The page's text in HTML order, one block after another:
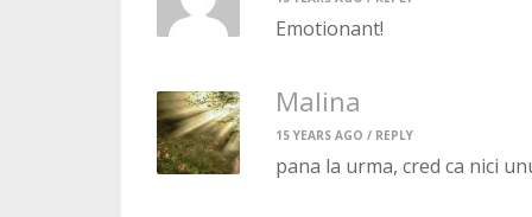
Emotionant!
Malina
15 YEARS AGO / REPLY
pana la urma, cred ca nici